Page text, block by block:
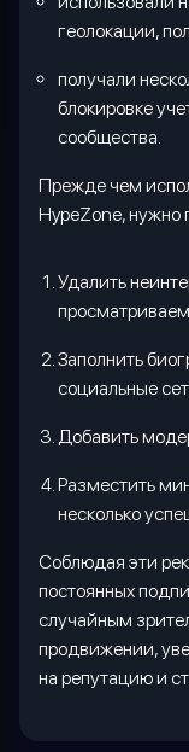
геолокации,
получали
блокировке
сообщества.
Прежде чем
HypeZone, нужно
Удалить
Заполнить
социальные
Добавить
Разместить
несколько
Соблюдая эти
постоянных
случайным
продвижении,
на репутацию и